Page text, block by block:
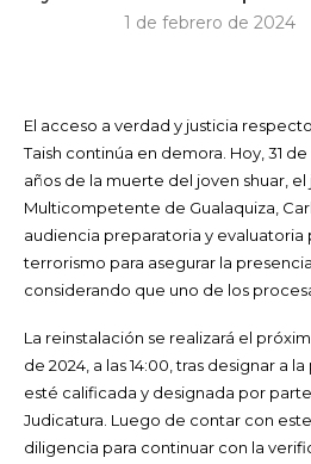
1 de febrero de 2024
El acceso a verdad y justicia
Taish continúa en demora. Hoy, 31
años de la muerte del joven shuar,
Multicompetente de Gualaquiza,
audiencia preparatoria y
terrorismo para asegurar la
considerando que uno de los
La reinstalación se realizará el
de 2024, a las 14:00, tras designar a
esté calificada y designada por
Judicatura. Luego de contar con
diligencia para continuar con la